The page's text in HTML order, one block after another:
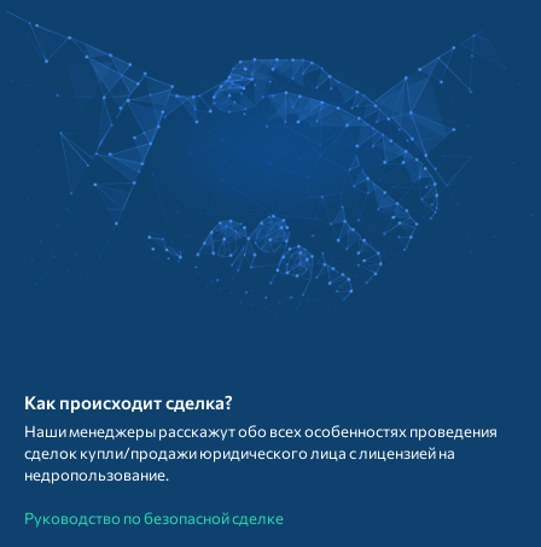
Как происходит сделка?
Наши менеджеры расскажут обо всех особенностях проведения
сделок купли/продажи юридического лица с лицензией на
недропользование.
Руководство по безопасной сделке